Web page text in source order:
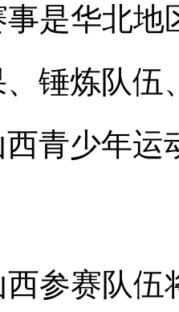
是华北地
锤炼队
西青少年
参赛队伍